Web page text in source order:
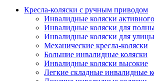
Кресла-коляски с ручным приводом
Инвалидные коляски
Инвалидные коляски для
Инвалидные коляски для улицы
Механические кресла-коляски
Большие инвалидные коляски
Инвалидные коляски высокие
Легкие складные инвалидные